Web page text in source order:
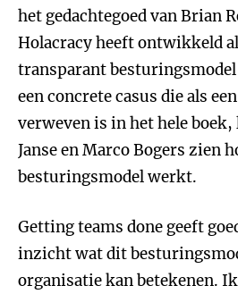
het gedachtegoed van Brian
Holacracy heeft ontwikkeld
transparant
een concrete casus die als
verweven is in het hele
Janse en Marco Bogers zien
besturingsmodel werkt.
Getting teams done geeft
inzicht wat dit
organisatie kan betekenen.